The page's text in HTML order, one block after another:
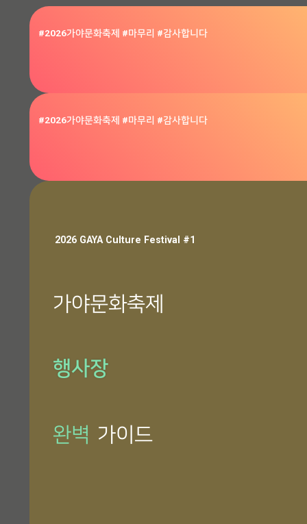
#2026가야문화축제 #마무리 #감사합니다
#2026가야문화축제 #마무리 #감사합니다
2026 GAYA Culture Festival #1
가야문화축제
행사장
완벽 가이드